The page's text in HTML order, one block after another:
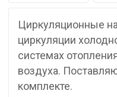
Циркуляционные
циркуляции
системах
воздуха.
комплекте.